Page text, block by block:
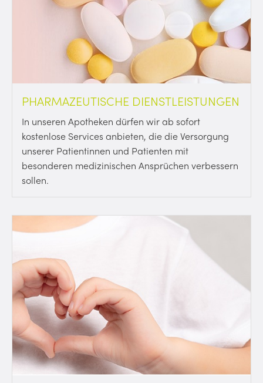
PHARMAZEUTISCHE DIENSTLEISTUNGEN
In unseren Apotheken dürfen wir ab sofort
kostenlose Services anbieten, die die Versorgung
unserer Patientinnen und Patienten mit
besonderen medizinischen Ansprüchen verbessern
sollen.